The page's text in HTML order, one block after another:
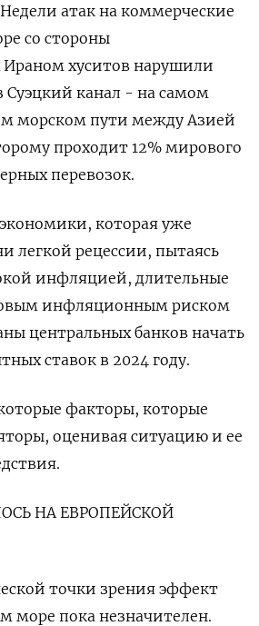
атак на коммерческие
со стороны
хуситов нарушили
Суэцкий канал - на самом
морском пути между Азией
проходит 12% мирового
перевозок.
которая уже
легкой рецессии, пытаясь
инфляцией, длительные
инфляционным риском
центральных банков начать
ставок в 2024 году.
факторы, которые
оценивая ситуацию и ее
НА ЕВРОПЕЙСКОЙ
точки зрения эффект
море пока незначителен.